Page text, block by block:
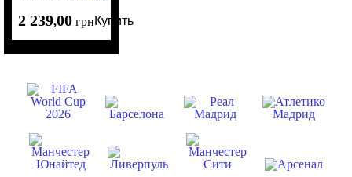
2 239,00 грнКупить